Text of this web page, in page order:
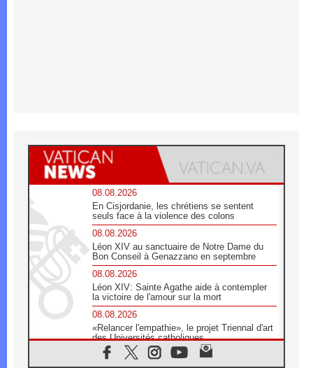
08.08.2026
En Cisjordanie, les chrétiens se sentent
seuls face à la violence des colons
08.08.2026
Léon XIV au sanctuaire de Notre Dame du
Bon Conseil à Genazzano en septembre
08.08.2026
Léon XIV: Sainte Agathe aide à contempler
la victoire de l'amour sur la mort
08.08.2026
«Relancer l'empathie», le projet Triennal d'art
des Universités catholiques
08.08.2026